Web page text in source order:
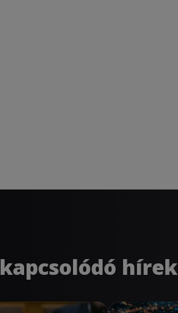
kapcsolódó hírek